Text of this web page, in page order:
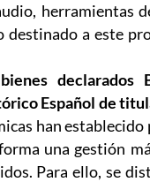
herramientas
a este
declarados
Español de
han
una gestión
Para ello, se